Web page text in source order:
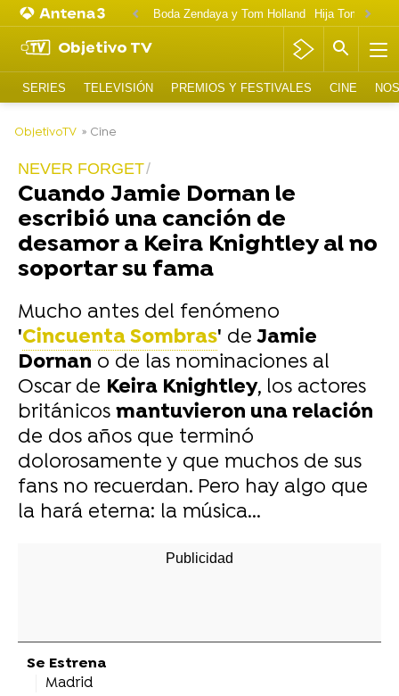
Boda Zendaya y Tom Holland Hija Tom
Objetivo TV
SERIES TELEVISIÓN PREMIOS Y FESTIVALES CINE
ObjetivoTV » Cine
NEVER FORGET
Cuando Jamie Dornan le
escribió una canción de
desamor a Keira Knightley al no
soportar su fama
Mucho antes del fenómeno
'Cincuenta Sombras' de Jamie
Dornan o de las nominaciones al
Oscar de Keira Knightley, los actores
británicos mantuvieron una relación
de dos años que terminó
dolorosamente y que muchos de sus
fans no recuerdan. Pero hay algo que
la hará eterna: la música...
Se Estrena
Madrid